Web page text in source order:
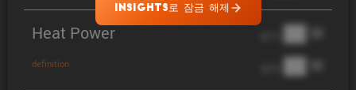
Heat Power
definition
██ W
██ W
INSIGHTS로 잠금 해제